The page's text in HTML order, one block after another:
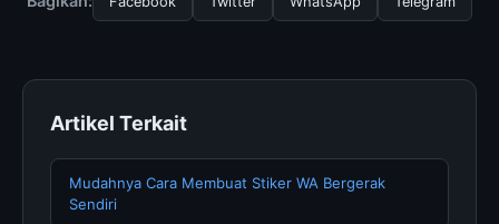
memperbarui konten dengan informasi terkini dan
Artikel Terkait
Mudahnya Cara Membuat Stiker WA Bergerak
Sendiri